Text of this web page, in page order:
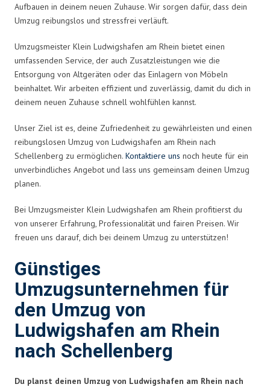
Aufbauen in deinem neuen Zuhause. Wir sorgen dafür, dass dein
Umzug reibungslos und stressfrei verläuft.
Umzugsmeister Klein Ludwigshafen am Rhein bietet einen
umfassenden Service, der auch Zusatzleistungen wie die
Entsorgung von Altgeräten oder das Einlagern von Möbeln
beinhaltet. Wir arbeiten effizient und zuverlässig, damit du dich in
deinem neuen Zuhause schnell wohlfühlen kannst.
Unser Ziel ist es, deine Zufriedenheit zu gewährleisten und einen
reibungslosen Umzug von Ludwigshafen am Rhein nach
Schellenberg zu ermöglichen. Kontaktiere uns noch heute für ein
unverbindliches Angebot und lass uns gemeinsam deinen Umzug
planen.
Bei Umzugsmeister Klein Ludwigshafen am Rhein profitierst du
von unserer Erfahrung, Professionalität und fairen Preisen. Wir
freuen uns darauf, dich bei deinem Umzug zu unterstützen!
Günstiges
Umzugsunternehmen für
den Umzug von
Ludwigshafen am Rhein
nach Schellenberg
Du planst deinen Umzug von Ludwigshafen am Rhein nach